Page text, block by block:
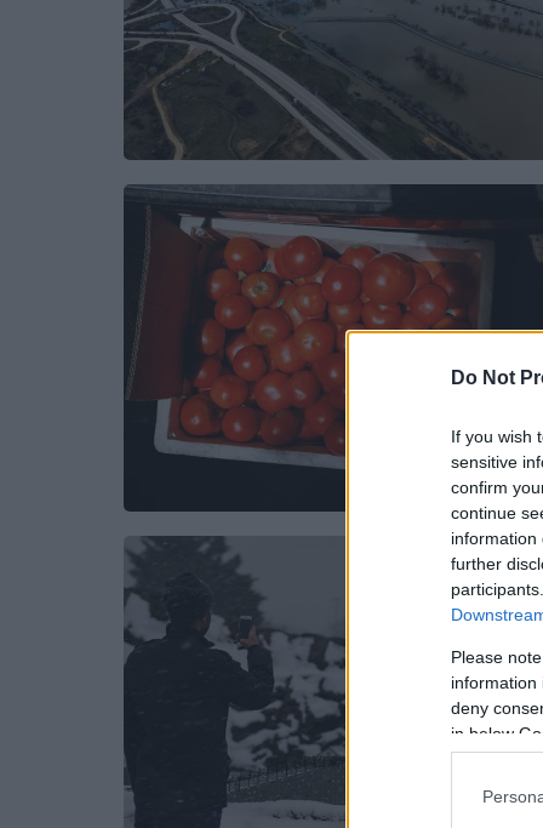
Do Not
If you wish
sensitive
confirm
continue
information
further
Please
information
deny
in below